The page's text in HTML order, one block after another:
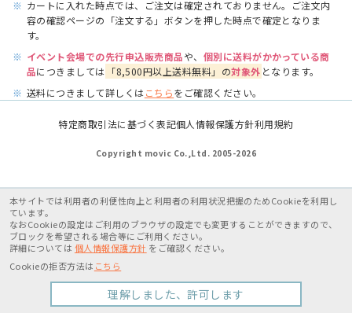
※ カートに入れた時点では、ご注文は確定されておりません。ご注文内
容の確認ページの「注文する」ボタンを押した時点で確定となりま
す。
※ イベント会場での先行申込販売商品や、 個別に送料がかかっている商
品につきましては 「8,500円以上送料無料」の対象外 となります。
※ 送料につきまして詳しくはこちらをご確認ください。
特定商取引法に基づく表記個人情報保護方針利用規約
Copyright movic Co.,Ltd. 2005-2026
本サイトでは利用者の利便性向上と利用者の利用状況把握のためCookieを利用し
ています。
なおCookieの設定はご利用のブラウザの設定でも変更することができますので、
ブロックを希望される場合等にご利用ください。
詳細については 個人情報保護方針 をご確認ください。
Cookieの拒否方法は こちら
理解しました、許可します